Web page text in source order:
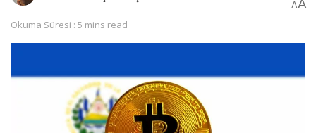
Okuma Süresi : 5 mins read
AA